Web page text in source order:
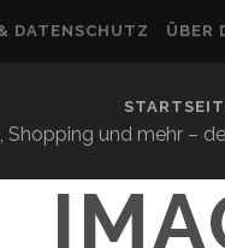
DATENSCHUTZ ÜBER
und mehr –